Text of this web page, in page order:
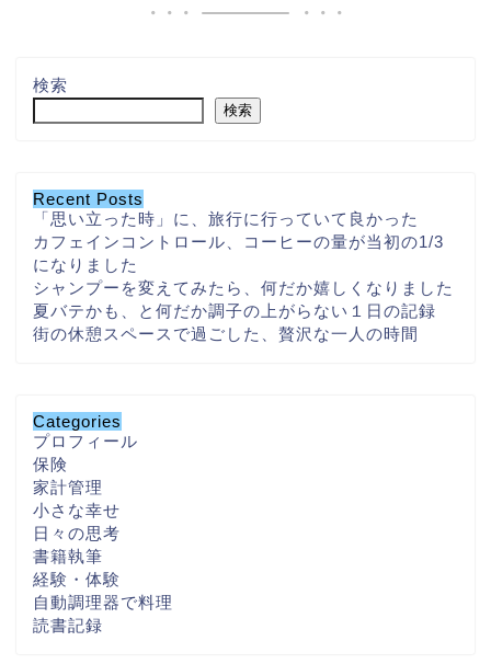
検索
検索
Recent Posts
「思い立った時」に、旅行に行っていて良かった
カフェインコントロール、コーヒーの量が当初の1/3
になりました
シャンプーを変えてみたら、何だか嬉しくなりました
夏バテかも、と何だか調子の上がらない１日の記録
街の休憩スペースで過ごした、贅沢な一人の時間
Categories
プロフィール
保険
家計管理
小さな幸せ
日々の思考
書籍執筆
経験・体験
自動調理器で料理
読書記録